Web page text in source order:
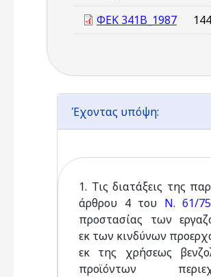
ΦΕΚ 341Β_1987
Έχοντας υπόψη:
1. Τις διατάξεις της
άρθρου 4 του Ν. 61/75
προστασίας των
εκ των κινδύνων
εκ της χρήσεως
προϊόντων